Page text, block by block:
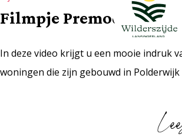
Filmpje Premodo
In deze video krijgt u een mooie indruk
woningen die zijn gebouwd in Polderwijk